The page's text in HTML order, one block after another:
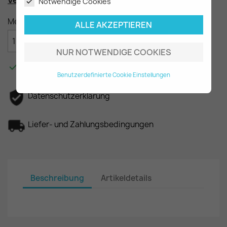
ALLE AKZEPTIEREN
NUR NOTWENDIGE COOKIES
Benutzerdefinierte Cookie Einstellungen
Menge

Datenschutzerklärung
Liefer- und Zahlungsbedingungen
Beschreibung Artikeldetails